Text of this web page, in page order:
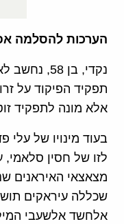
הערכות להסלמה
נקדי, בן
תפקיד הפיקוד על
אלא מונה לתפקיד
בעוד מינויו של
לזו של חסין
מצאצאי האיראנים
שכללה עיראקים
אלחשד אלשעבי